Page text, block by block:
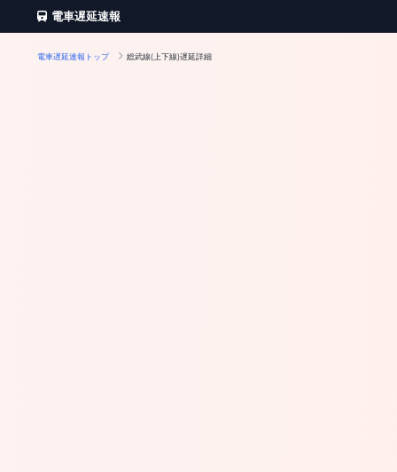
電車遅延速報
電車遅延速報トップ 総武線(上下線)遅延詳細